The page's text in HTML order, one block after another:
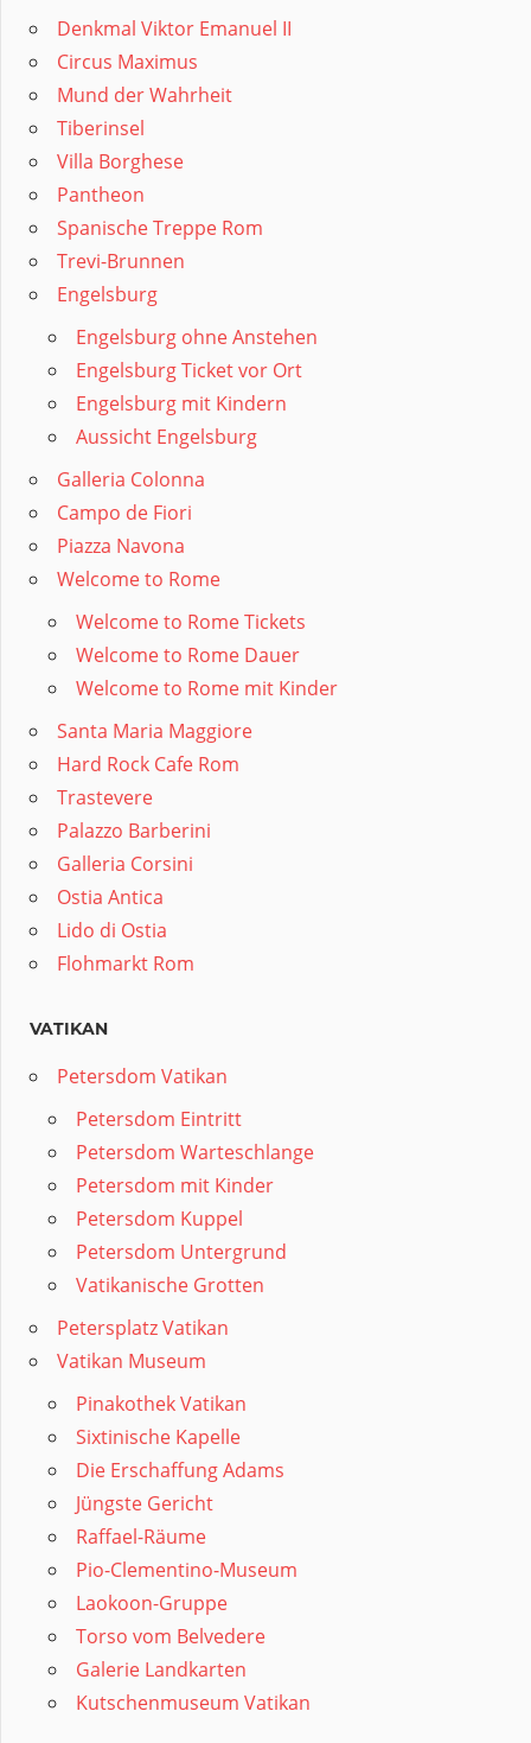
Denkmal Viktor Emanuel II
Circus Maximus
Mund der Wahrheit
Tiberinsel
Villa Borghese
Pantheon
Spanische Treppe Rom
Trevi-Brunnen
Engelsburg
Engelsburg ohne Anstehen
Engelsburg Ticket vor Ort
Engelsburg mit Kindern
Aussicht Engelsburg
Galleria Colonna
Campo de Fiori
Piazza Navona
Welcome to Rome
Welcome to Rome Tickets
Welcome to Rome Dauer
Welcome to Rome mit Kinder
Santa Maria Maggiore
Hard Rock Cafe Rom
Trastevere
Palazzo Barberini
Galleria Corsini
Ostia Antica
Lido di Ostia
Flohmarkt Rom
VATIKAN
Petersdom Vatikan
Petersdom Eintritt
Petersdom Warteschlange
Petersdom mit Kinder
Petersdom Kuppel
Petersdom Untergrund
Vatikanische Grotten
Petersplatz Vatikan
Vatikan Museum
Pinakothek Vatikan
Sixtinische Kapelle
Die Erschaffung Adams
Jüngste Gericht
Raffael-Räume
Pio-Clementino-Museum
Laokoon-Gruppe
Torso vom Belvedere
Galerie Landkarten
Kutschenmuseum Vatikan